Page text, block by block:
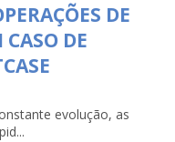
DE
DE
evolução, as